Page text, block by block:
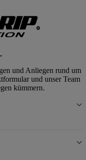
und Anliegen rund um
und unser Team
kümmern.